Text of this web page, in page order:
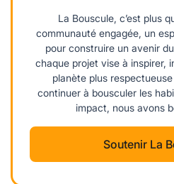
La Bouscule, c’est plus
communauté engagée, un
pour construire un avenir
chaque projet vise à inspirer,
planète plus
continuer à bousculer les
impact, nous avons
Soutenir La